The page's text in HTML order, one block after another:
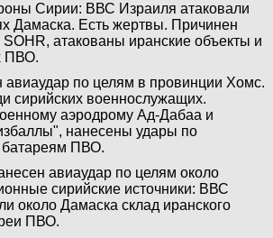
Сирии: ВВС Израиля атаковали
Дамаска. Есть жертвы. Причинен
атакованы иранские объекты и
ПВО.
авиаудар по целям в провинции Хомс.
сирийских военнослужащих.
аэродрому Ад-Дабаа и
нанесены удары по
батареям ПВО.
авиаудар по целям около
сирийские источники: ВВС
около Дамаска склад иранского
ПВО.